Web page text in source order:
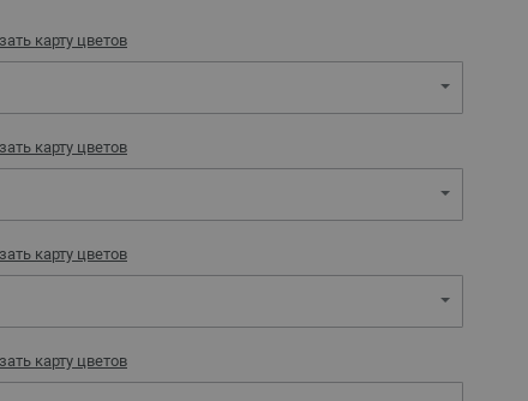
карту цветов
карту цветов
карту цветов
карту цветов